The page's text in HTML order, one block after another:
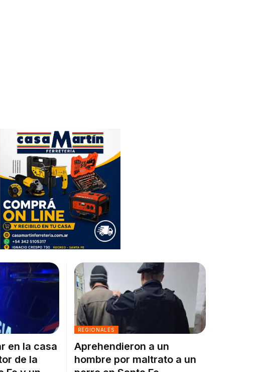
en la casa
de la
REGIONALES
Aprehendieron a un
hombre por maltrato a un